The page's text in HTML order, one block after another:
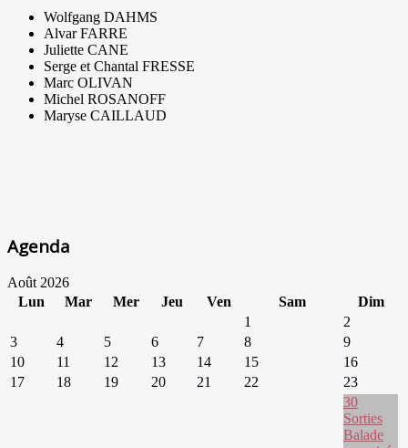
Wolfgang DAHMS
Alvar FARRE
Juliette CANE
Serge et Chantal FRESSE
Marc OLIVAN
Michel ROSANOFF
Maryse CAILLAUD
Agenda
Août 2026
Lun
Mar Mer Jeu Ven Sam
Dim
1
2
3
4 5 6 7 8
9
10
11 12 13 14 15
16
17
18 19 20 21 22 23
30
Sorties
Balade